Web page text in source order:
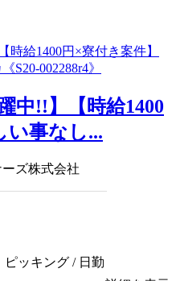
中!!】【時給1400
い事なし...
ズ株式会社
ッキング / 日勤